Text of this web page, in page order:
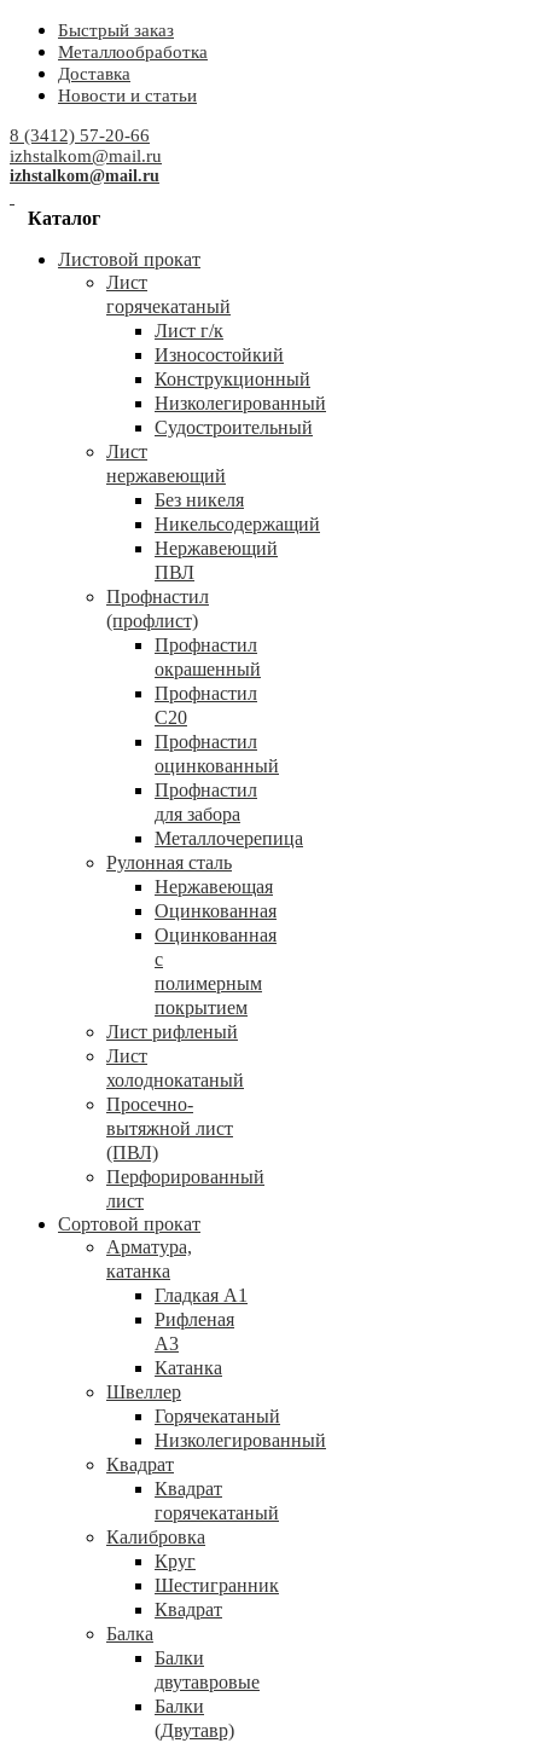
Быстрый заказ
Металлообработка
Доставка
Новости и статьи
8 (3412) 57-20-66
izhstalkom@mail.ru
izhstalkom@mail.ru
Каталог
Листовой прокат
Лист
горячекатаный
Лист г/к
Износостойкий
Конструкционный
Низколегированный
Судостроительный
Лист
нержавеющий
Без никеля
Никельсодержащий
Нержавеющий
ПВЛ
Профнастил
(профлист)
Профнастил
окрашенный
Профнастил
С20
Профнастил
оцинкованный
Профнастил
для забора
Металлочерепица
Рулонная сталь
Нержавеющая
Оцинкованная
Оцинкованная
с
полимерным
покрытием
Лист рифленый
Лист
холоднокатаный
Просечно-
вытяжной лист
(ПВЛ)
Перфорированный
лист
Сортовой прокат
Арматура,
катанка
Гладкая А1
Рифленая
А3
Катанка
Швеллер
Горячекатаный
Низколегированный
Квадрат
Квадрат
горячекатаный
Калибровка
Круг
Шестигранник
Квадрат
Балка
Балки
двутавровые
Балки
(Двутавр)